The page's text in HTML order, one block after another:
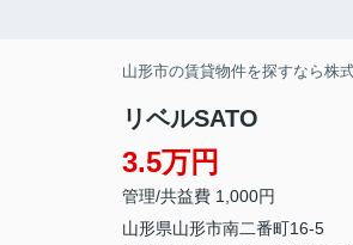
山形市の賃貸物件を探すなら株
リベルSATO
3.5万円
管理/共益費 1,000円
山形県山形市南二番町16-5